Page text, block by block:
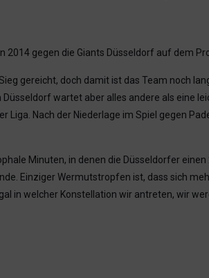
gegen die Giants Düsseldorf auf dem
gereicht, doch damit ist das Team noch
wartet aber alles andere als eine
Nach der Niederlage im Spiel gegen
Minuten, in denen die Düsseldorfer einen
Einziger Wermutstropfen ist, dass sich
in welcher Konstellation wir antreten, wir